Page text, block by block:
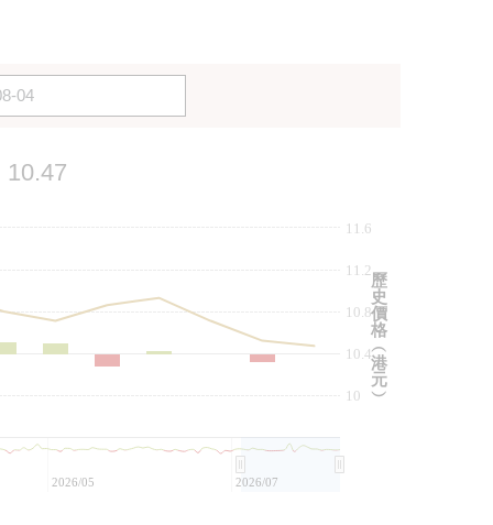
10.47
10
10.4
10.8
11.2
11.6
2026/05 2026/07
歷
史
價
格
︵
港
元
︶